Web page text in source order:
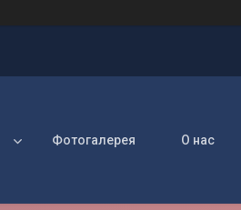
Фотогалерея О нас